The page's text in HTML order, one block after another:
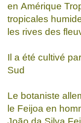
en Amérique
tropicales
les rives des
Il a été cultivé
Sud
Le botaniste
le Feijoa en